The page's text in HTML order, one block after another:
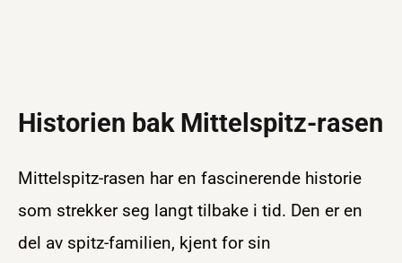
Historien bak Mittelspitz-rasen
Mittelspitz-rasen har en fascinerende historie
som strekker seg langt tilbake i tid. Den er en
del av spitz-familien, kjent for sin